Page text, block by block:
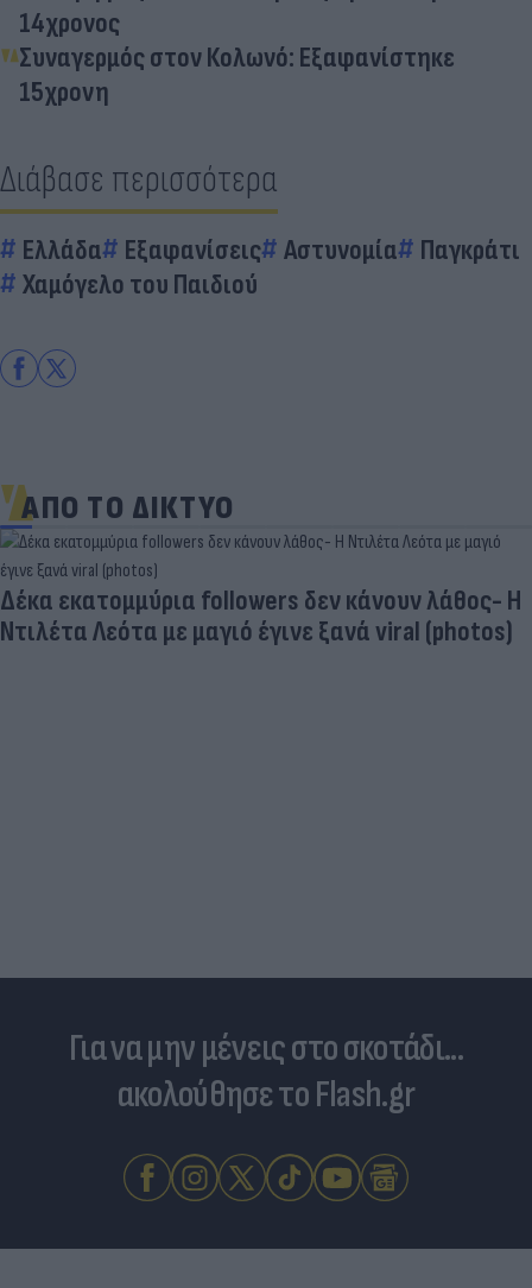
14χρονος
Συναγερμός στον Κολωνό: Εξαφανίστηκε
15χρονη
Διάβασε περισσότερα
Ελλάδα Εξαφανίσεις Αστυνομία
Παγκράτι
Χαμόγελο του Παιδιού
ΑΠΟ ΤΟ ΔΙΚΤΥΟ
Δέκα εκατομμύρια followers δεν κάνουν λάθος- Η
Ντιλέτα Λεότα με μαγιό έγινε ξανά viral (photos)
Για να μην μένεις στο σκοτάδι...
ακολούθησε το Flash.gr